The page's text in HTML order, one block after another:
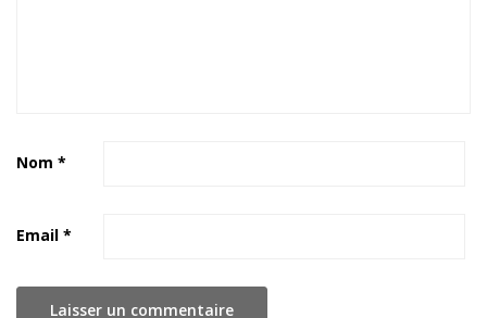
Nom *
Email *